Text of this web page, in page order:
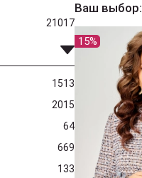
21017
1513
2015
64
669
133
Ваш выбор:
15%